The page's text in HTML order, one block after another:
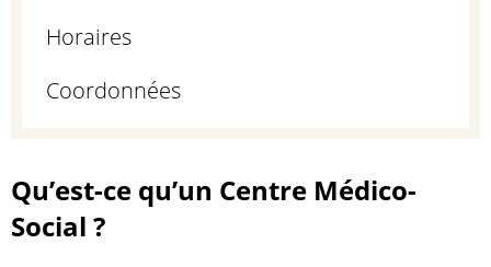
Horaires
Coordonnées
Qu’est-ce qu’un Centre Médico-
Social ?